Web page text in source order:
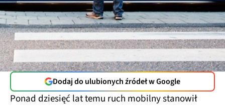
Dodaj do ulubionych źródeł w Google
Ponad dziesięć lat temu ruch mobilny stanowił